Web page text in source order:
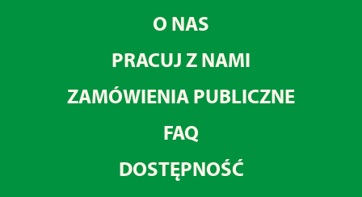
O NAS
PRACUJ Z NAMI
ZAMÓWIENIA PUBLICZNE
FAQ
DOSTĘPNOŚĆ